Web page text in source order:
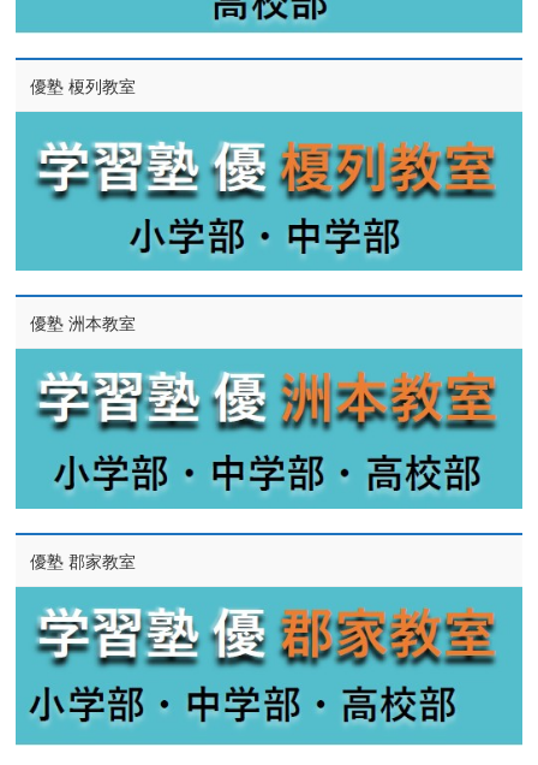
優塾 榎列教室
優塾 洲本教室
優塾 郡家教室